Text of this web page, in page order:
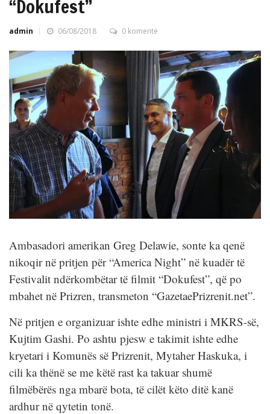
“Dokufest”
admin 06/08/2018 0 komente
Ambasadori amerikan Greg Delawie, sonte ka qenë
nikoqir në pritjen për “America Night” në kuadër të
Festivalit ndërkombëtar të filmit “Dokufest”, që po
mbahet në Prizren, transmeton “GazetaePrizrenit.net”.
Në pritjen e organizuar ishte edhe ministri i MKRS-së,
Kujtim Gashi. Po ashtu pjesw e takimit ishte edhe
kryetari i Komunës së Prizrenit, Mytaher Haskuka, i
cili ka thënë se me këtë rast ka takuar shumë
filmëbërës nga mbarë bota, të cilët këto ditë kanë
ardhur në qytetin tonë.